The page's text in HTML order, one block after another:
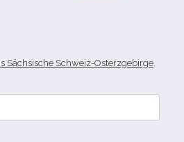
Sächsische Schweiz-Osterzgebirge